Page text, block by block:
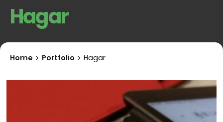
Hagar
Home Portfolio Hagar